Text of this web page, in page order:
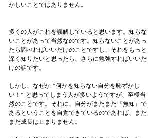
かしいことではありません。
多くの人がこれを誤解していると思います。知らな
いことがあって当然なのです。知らないことがあっ
たら調べればいいだけのことですし、それをもっと
深く知りたいと思ったら、さらに勉強すればいいだ
けの話です。
しかし、なぜか "何かを知らない自分を恥ずかし
い！" と思ってしまう人が多いようですが、至極当
然のことです。それに、自分がまだまだ『無知』で
あるということを自覚できているのであれば、まだ
まだ成⻑は止まりません。